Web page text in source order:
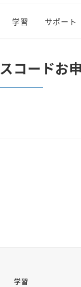
学習 サポート
コードお
学習